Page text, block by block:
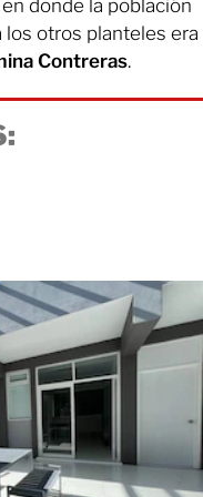
en donde la población
los otros planteles era
Contreras.